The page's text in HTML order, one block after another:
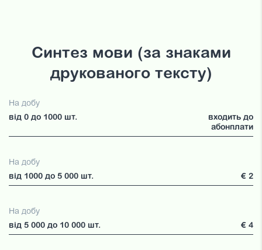
Синтез мови (за знаками
друкованого тексту)
На добу
від 0 до 1000 шт.
входить до
абонплати
На добу
від 1000 до 5 000 шт.
€ 2
На добу
від 5 000 до 10 000 шт.
€ 4